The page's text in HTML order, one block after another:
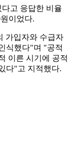
고 응답한 비율
이었다.
가입자와 수급자
식했다"며 "공적
이른 시기에 공적
다"고 지적했다.